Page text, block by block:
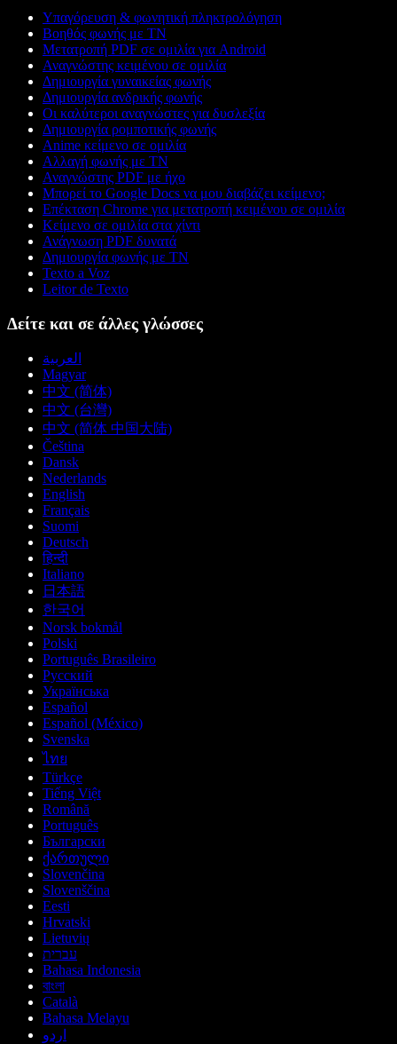
Υπαγόρευση & φωνητική πληκτρολόγηση
Βοηθός φωνής με ΤΝ
Μετατροπή PDF σε ομιλία για Android
Αναγνώστης κειμένου σε ομιλία
Δημιουργία γυναικείας φωνής
Δημιουργία ανδρικής φωνής
Οι καλύτεροι αναγνώστες για δυσλεξία
Δημιουργία ρομποτικής φωνής
Anime κείμενο σε ομιλία
Αλλαγή φωνής με ΤΝ
Αναγνώστης PDF με ήχο
Μπορεί το Google Docs να μου διαβάζει κείμενο;
Επέκταση Chrome για μετατροπή κειμένου σε ομιλία
Κείμενο σε ομιλία στα χίντι
Ανάγνωση PDF δυνατά
Δημιουργία φωνής με ΤΝ
Texto a Voz
Leitor de Texto
Δείτε και σε άλλες γλώσσες
العربية
Magyar
中文 (简体)
中文 (台灣)
中文 (简体 中国大陆)
Čeština
Dansk
Nederlands
English
Français
Suomi
Deutsch
हिन्दी
Italiano
日本語
한국어
Norsk bokmål
Polski
Português Brasileiro
Русский
Українська
Español
Español (México)
Svenska
ไทย
Türkçe
Tiếng Việt
Română
Português
Български
ქართული
Slovenčina
Slovenščina
Eesti
Hrvatski
Lietuvių
עברית
Bahasa Indonesia
বাংলা
Català
Bahasa Melayu
اردو